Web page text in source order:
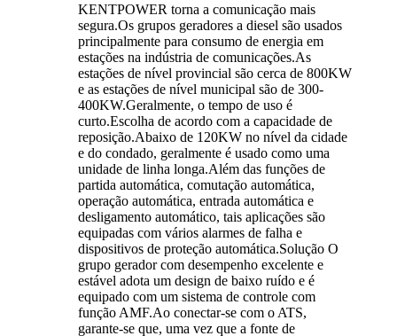
KENTPOWER torna a comunicação mais
segura.Os grupos geradores a diesel são usados ​​
principalmente para consumo de energia em
estações na indústria de comunicações.As
estações de nível provincial são cerca de 800KW
e as estações de nível municipal são de 300-
400KW.Geralmente, o tempo de uso é
curto.Escolha de acordo com a capacidade de
reposição.Abaixo de 120KW no nível da cidade
e do condado, geralmente é usado como uma
unidade de linha longa.Além das funções de
partida automática, comutação automática,
operação automática, entrada automática e
desligamento automático, tais aplicações são
equipadas com vários alarmes de falha e
dispositivos de proteção automática.Solução O
grupo gerador com desempenho excelente e
estável adota um design de baixo ruído e é
equipado com um sistema de controle com
função AMF.Ao conectar-se com o ATS,
garante-se que, uma vez que a fonte de